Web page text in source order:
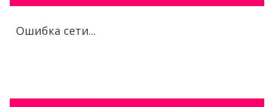
Ошибка сети...